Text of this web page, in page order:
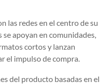
las redes en el centro de su
apoyan en comunidades,
cortos y lanzan
el impulso de compra.
del producto basadas en el